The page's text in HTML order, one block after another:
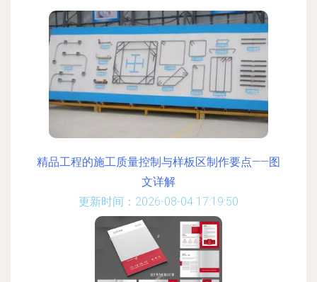
精品工程的施工质量控制与样板区制作要点——图
文详解
更新时间：2026-08-04 17:19:50